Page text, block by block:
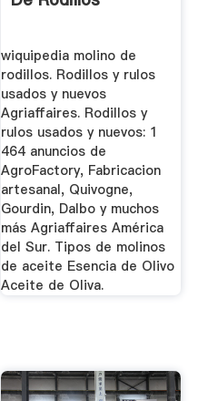
wiquipedia molino de
rodillos. Rodillos y rulos
usados y nuevos
Agriaffaires. Rodillos y
rulos usados y nuevos: 1
464 anuncios de
AgroFactory, Fabricacion
artesanal, Quivogne,
Gourdin, Dalbo y muchos
más Agriaffaires América
del Sur. Tipos de molinos
de aceite Esencia de Olivo
Aceite de Oliva.